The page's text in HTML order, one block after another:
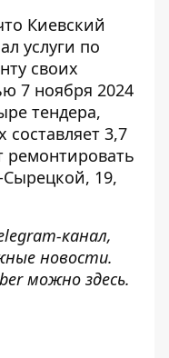
Киевский
услуги по
своих
7 ноября 2024
тендера,
3,7
ремонтировать
19,
канал,
новости.
можно здесь.